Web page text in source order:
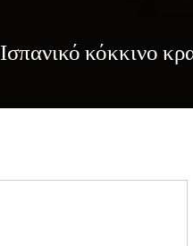
Ισπανικό κόκκινο